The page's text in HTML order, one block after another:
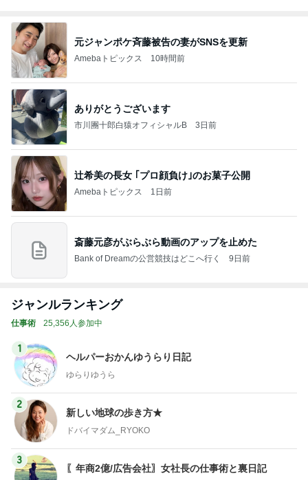
元ジャンポケ斉藤被告の妻がSNSを更新
Amebaトピックス 10時間前
ありがとうございます
市川團十郎白猿オフィシャルB 3日前
辻希美の長女 ｢プロ顔負け｣のお菓子公開
Amebaトピックス 1日前
斎藤元彦がぶらぶら動画のアップを止めた
Bank of Dreamの公営競技はどこへ行く 9日前
ジャンルランキング
仕事術 25,356人参加中
1
ヘルパーおかんゆうらり日記
ゆらりゆうら
2
新しい地球の歩き方★
ドバイマダム_RYOKO
3
〖年商2億/広告会社〗女社長の仕事術と裏日記